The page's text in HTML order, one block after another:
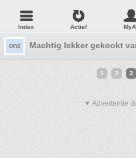
Index Actief
onz Machtig lekker gekookt
1 2 3
▼ Advertentie